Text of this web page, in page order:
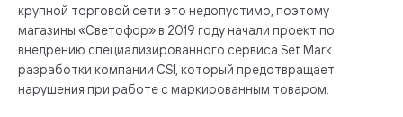
крупной торговой сети это недопустимо, поэтому
магазины «Светофор» в 2019 году начали проект по
внедрению специализированного сервиса Set Mark
разработки компании CSI, который предотвращает
нарушения при работе с маркированным товаром.